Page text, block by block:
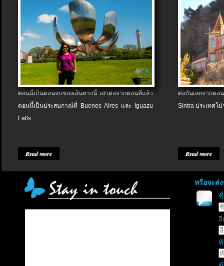
ตอนนี้เป็นตอนจบของเส้นทางนี้ เล่าต่อจากตอนที่แล้ว
ตอนนี้เป็นประสบกาณ์ที่ Buenos Aires และ Iguazu
Falls
Read more
ต่อกันเลยจากต
Sintra ประเทศโป
Read more
หรือจะส่
อี
หั